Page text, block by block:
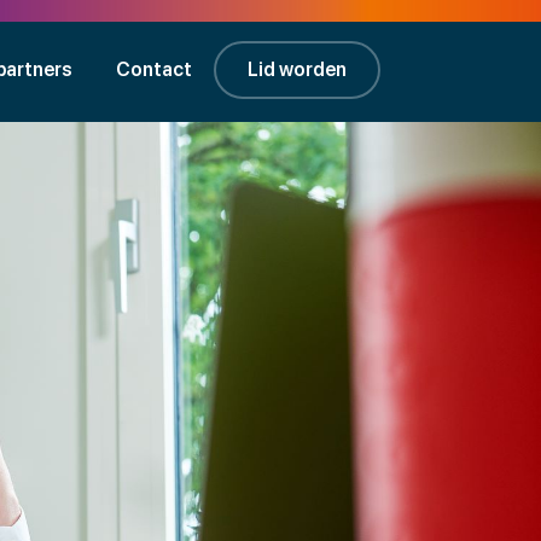
Contact Lid worden